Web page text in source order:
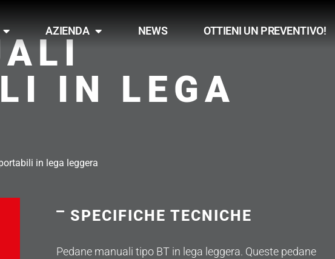
AZIENDA NEWS OTTIENI UN PREVENTIVO!
IN LEGA
in lega leggera
SPECIFICHE TECNICHE
Pedane manuali tipo BT in lega leggera. Queste pedane